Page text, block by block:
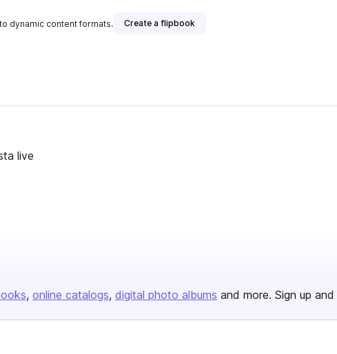
dynamic content formats. Create a flipbook
live
online catalogs digital photo albums and more. Sign up and